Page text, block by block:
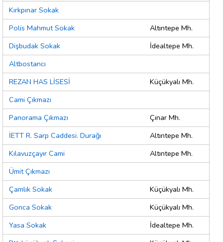
Kırkpınar Sokak
Polis Mahmut Sokak
Altıntepe Mh.
Dişbudak Sokak
İdealtepe Mh.
Altbostancı
REZAN HAS LİSESİ
Küçükyalı Mh.
Cami Çıkmazı
Panorama Çıkmazı
Çınar Mh.
İETT R. Sarp Caddesi. Durağı
Altıntepe Mh.
Kılavuzçayır Cami
Altıntepe Mh.
Ümit Çıkmazı
Çamlık Sokak
Küçükyalı Mh.
Gonca Sokak
Küçükyalı Mh.
Yasa Sokak
İdealtepe Mh.